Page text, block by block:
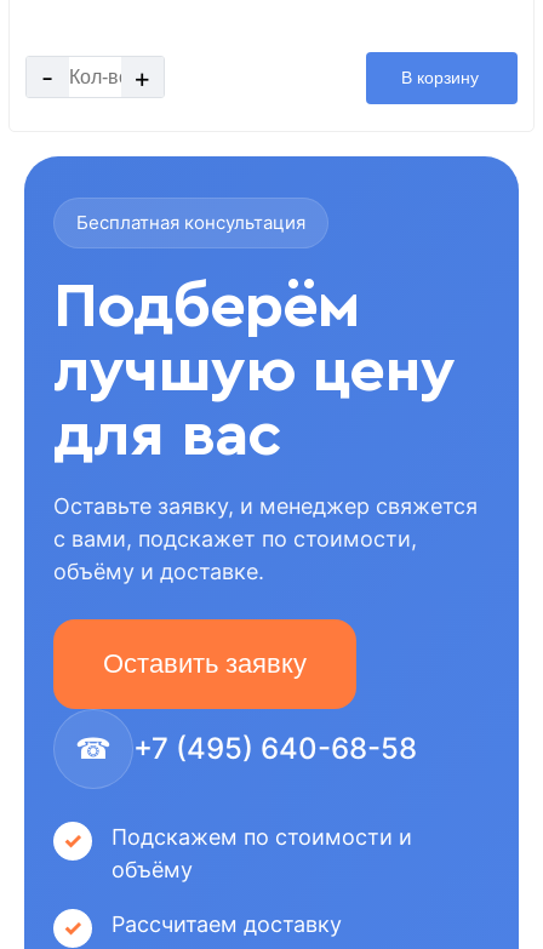
- + В корзину
Бесплатная консультация
Подберём
лучшую цену
для вас
Оставьте заявку, и менеджер свяжется
с вами, подскажет по стоимости,
объёму и доставке.
Оставить заявку
☎ +7 (495) 640-68-58
Подскажем по стоимости и
объёму
Рассчитаем доставку